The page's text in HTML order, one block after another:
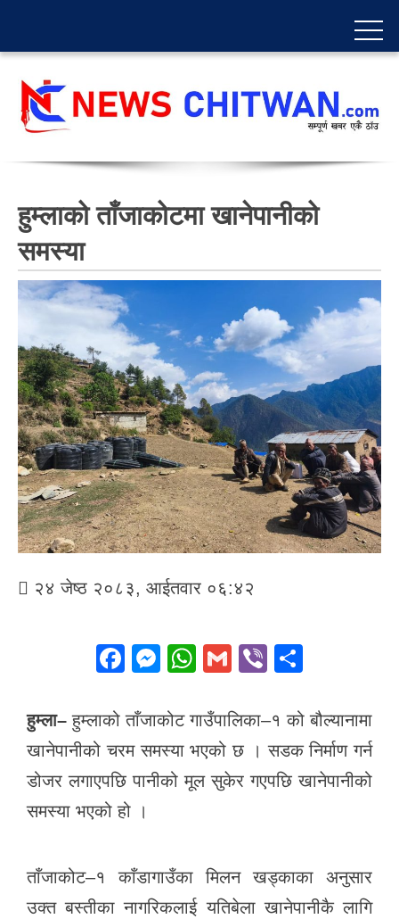
हुम्लाको ताँजाकोटमा खानेपानीको
समस्या
२४ जेष्ठ २०८३, आईतवार ०६:४२
F
c
e
b
o
k
M
ss
e
n
W
at
s
A
p
G
ail
Vi
er ar
e
हुम्ला– हुम्लाको ताँजाकोट गाउँपालिका–१ को बौल्यानामा
खानेपानीको चरम समस्या भएको छ । सडक निर्माण गर्न
डोजर लगाएपछि पानीको मूल सुकेर गएपछि खानेपानीको
समस्या भएको हो ।
ताँजाकोट–१ काँडागाउँका मिलन खड्काका अनुसार
उक्त बस्तीका नागरिकलाई यतिबेला खानेपानीकै लागि